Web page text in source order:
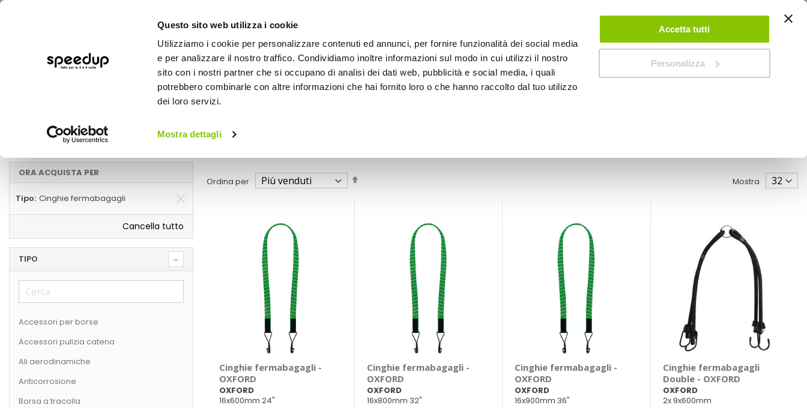
Questo sito web utilizza i cookie
Utilizziamo i cookie per personalizzare contenuti ed annunci, per fornire funzionalità dei social media
e per analizzare il nostro traffico. Condividiamo inoltre informazioni sul modo in cui utilizzi il nostro
sito con i nostri partner che si occupano di analisi dei dati web, pubblicità e social media, i quali
potrebbero combinarle con altre informazioni che hai fornito loro o che hanno raccolto dal tuo utilizzo
dei loro servizi.
Mostra dettagli
Accetta tutti
Personalizza
ACCEDI CREA UN ACCOUNT CONTATTACI
BICI OUTDOOR
Marche OXFORD - Cinghie fermabagagli
Cinghie fermabagagli
Ordina per Mostra
Cinghie fermabagagli -
OXFORD
OXFORD
16x600mm 24"
Cinghie fermabagagli -
OXFORD
OXFORD
16x800mm 32"
Cinghie fermabagagli -
OXFORD
OXFORD
16x900mm 36"
Cinghie fermabagagli
Double - OXFORD
OXFORD
2x 9x600mm
ORA ACQUISTA PER
Tipo Cinghie fermabagagli
Cancella tutto
TIPO
Accessori per borse
Accessori pulizia catena
Ali aerodinamiche
Anticorrosione
Borsa a tracolla